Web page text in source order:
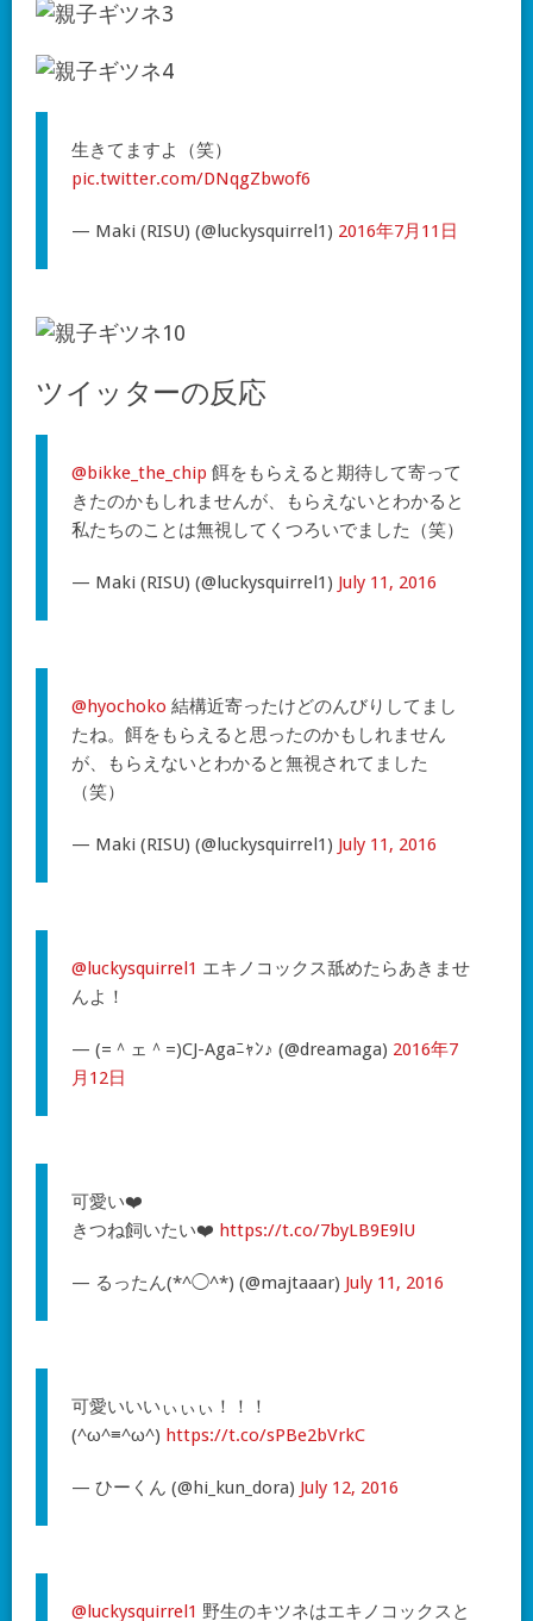
生きてますよ（笑）
pic.twitter.com/DNqgZbwof6
— Maki (RISU) (@luckysquirrel1) 2016年7月11日
ツイッターの反応
@bikke_the_chip 餌をもらえると期待して寄って
きたのかもしれませんが、もらえないとわかると
私たちのことは無視してくつろいでました（笑）
— Maki (RISU) (@luckysquirrel1) July 11, 2016
@hyochoko 結構近寄ったけどのんびりしてまし
たね。餌をもらえると思ったのかもしれません
が、もらえないとわかると無視されてました
（笑）
— Maki (RISU) (@luckysquirrel1) July 11, 2016
@luckysquirrel1 エキノコックス舐めたらあきませ
んよ！
— (=＾ェ＾=)CJ-Agaﾆｬﾝ♪ (@dreamaga) 2016年7
月12日
可愛い❤️
きつね飼いたい❤️ https://t.co/7byLB9E9lU
— るったん(*^◯^*) (@majtaaar) July 11, 2016
可愛いいいぃぃぃ！！！
(^ω^≡^ω^) https://t.co/sPBe2bVrkC
— ひーくん (@hi_kun_dora) July 12, 2016
@luckysquirrel1 野生のキツネはエキノコックスと